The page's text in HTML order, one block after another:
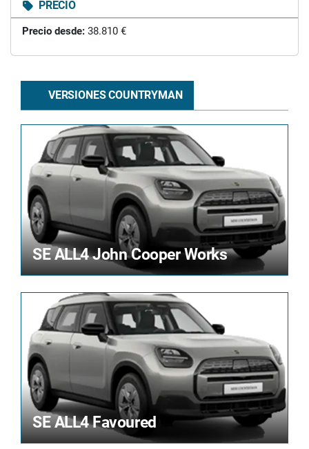
PRECIO
Precio desde: 38.810 €
VERSIONES COUNTRYMAN
SE ALL4 John Cooper Works
SE ALL4 Favoured